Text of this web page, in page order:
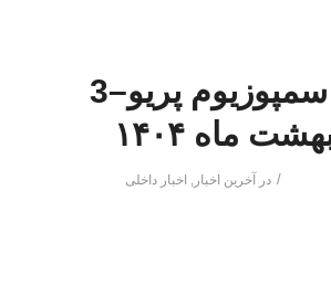
وبینار سمپوزیوم پریو–3
ماه ۱۴۰۴
/ در آخرین اخبار, اخبار داخلی